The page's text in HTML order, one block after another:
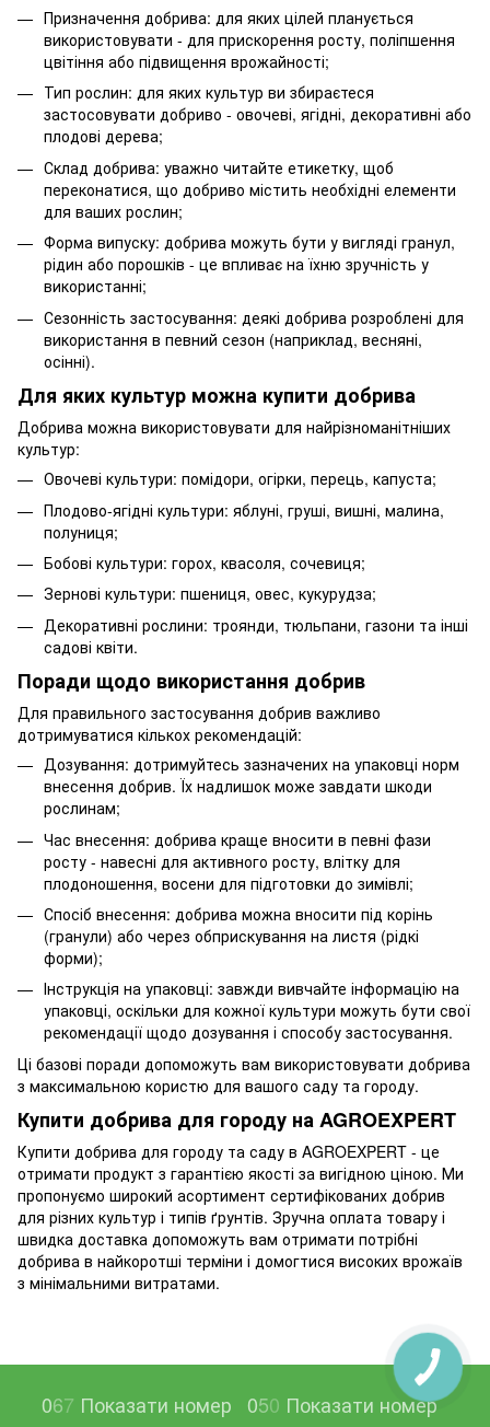
Призначення добрива: для яких цілей планується
використовувати - для прискорення росту, поліпшення
цвітіння або підвищення врожайності;
Тип рослин: для яких культур ви збираєтеся
застосовувати добриво - овочеві, ягідні, декоративні або
плодові дерева;
Склад добрива: уважно читайте етикетку, щоб
переконатися, що добриво містить необхідні елементи
для ваших рослин;
Форма випуску: добрива можуть бути у вигляді гранул,
рідин або порошків - це впливає на їхню зручність у
використанні;
Сезонність застосування: деякі добрива розроблені для
використання в певний сезон (наприклад, весняні,
осінні).
Для яких культур можна купити добрива
Добрива можна використовувати для найрізноманітніших
культур:
Овочеві культури: помідори, огірки, перець, капуста;
Плодово-ягідні культури: яблуні, груші, вишні, малина,
полуниця;
Бобові культури: горох, квасоля, сочевиця;
Зернові культури: пшениця, овес, кукурудза;
Декоративні рослини: троянди, тюльпани, газони та інші
садові квіти.
Поради щодо використання добрив
Для правильного застосування добрив важливо
дотримуватися кількох рекомендацій:
Дозування: дотримуйтесь зазначених на упаковці норм
внесення добрив. Їх надлишок може завдати шкоди
рослинам;
Час внесення: добрива краще вносити в певні фази
росту - навесні для активного росту, влітку для
плодоношення, восени для підготовки до зимівлі;
Спосіб внесення: добрива можна вносити під корінь
(гранули) або через обприскування на листя (рідкі
форми);
Інструкція на упаковці: завжди вивчайте інформацію на
упаковці, оскільки для кожної культури можуть бути свої
рекомендації щодо дозування і способу застосування.
Ці базові поради допоможуть вам використовувати добрива
з максимальною користю для вашого саду та городу.
Купити добрива для городу на AGROEXPERT
Купити добрива для городу та саду в AGROEXPERT - це
отримати продукт з гарантією якості за вигідною ціною. Ми
пропонуємо широкий асортимент сертифікованих добрив
для різних культур і типів ґрунтів. Зручна оплата товару і
швидка доставка допоможуть вам отримати потрібні
добрива в найкоротші терміни і домогтися високих врожаїв
з мінімальними витратами.
067 Показати номер 050 Показати номер